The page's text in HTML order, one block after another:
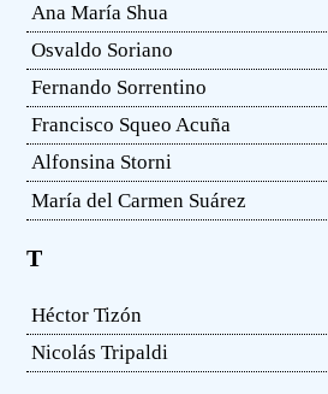
Ana María Shua
Osvaldo Soriano
Fernando Sorrentino
Francisco Squeo Acuña
Alfonsina Storni
María del Carmen Suárez
T
Héctor Tizón
Nicolás Tripaldi